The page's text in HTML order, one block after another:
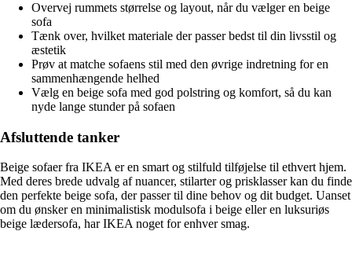
Overvej rummets størrelse og layout, når du vælger en beige
sofa
Tænk over, hvilket materiale der passer bedst til din livsstil og
æstetik
Prøv at matche sofaens stil med den øvrige indretning for en
sammenhængende helhed
Vælg en beige sofa med god polstring og komfort, så du kan
nyde lange stunder på sofaen
Afsluttende tanker
Beige sofaer fra IKEA er en smart og stilfuld tilføjelse til ethvert hjem.
Med deres brede udvalg af nuancer, stilarter og prisklasser kan du finde
den perfekte beige sofa, der passer til dine behov og dit budget. Uanset
om du ønsker en minimalistisk modulsofa i beige eller en luksuriøs
beige lædersofa, har IKEA noget for enhver smag.